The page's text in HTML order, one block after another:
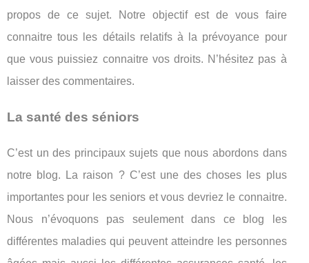
propos de ce sujet. Notre objectif est de vous faire
connaitre tous les détails relatifs à la prévoyance pour
que vous puissiez connaitre vos droits. N’hésitez pas à
laisser des commentaires.
La santé des séniors
C’est un des principaux sujets que nous abordons dans
notre blog. La raison ? C’est une des choses les plus
importantes pour les seniors et vous devriez le connaitre.
Nous n’évoquons pas seulement dans ce blog les
différentes maladies qui peuvent atteindre les personnes